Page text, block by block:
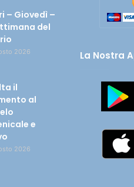
– Giovedì –
del
2026
il
al
e
2026
La Nostra